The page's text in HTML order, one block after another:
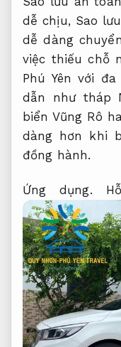
dễ chịu, Sao
dễ dàng
việc thiếu chỗ
Phú Yên với
dẫn như tháp
biển Vũng Rô
dàng hơn khi
đồng hành.
Ứng dụng.